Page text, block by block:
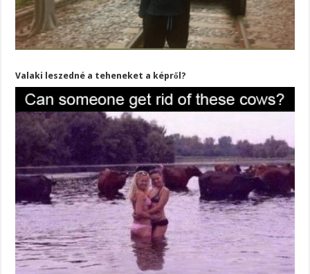
Valaki leszedné a teheneket a képről?